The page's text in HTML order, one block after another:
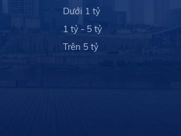
Dưới 1 tỷ
1 tỷ - 5 tỷ
Trên 5 tỷ